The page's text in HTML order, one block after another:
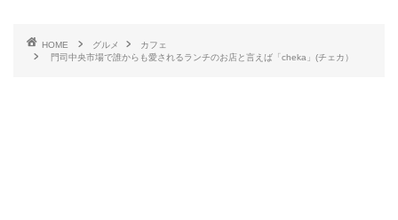
HOME グルメ
カフェ
門司中央市場で誰からも愛されるランチのお店と言えば「cheka」(チェカ）